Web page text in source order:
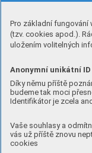
Pro základní fungování
(tzv. cookies apod.).
uložením volitelných
Anonymní unikátní ID
Díky němu příště
budeme tak moci
Identifikátor je zcela
Vaše souhlasy a
vás už příště znovu
cookies
Do nové soutěžní
s další významnou